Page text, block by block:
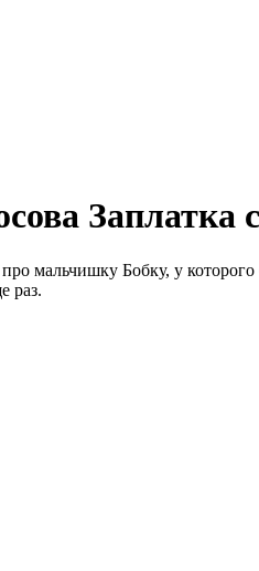
Заплатка
мальчишку Бобку, у
раз.